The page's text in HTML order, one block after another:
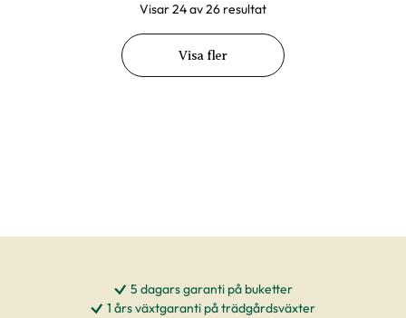
Visar 24 av 26 resultat
Visa fler
5 dagars garanti på buketter
1 års växtgaranti på trädgårdsväxter